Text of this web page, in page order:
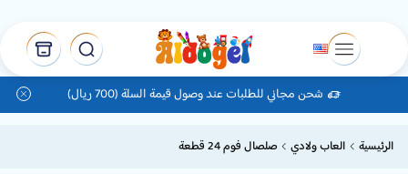
شحن مجاني للطلبات عند وصول قيمة السلة (700 ريال)
الرئيسية العاب ولادي صلصال فوم 24 قطعة